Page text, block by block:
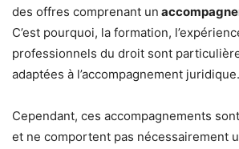
des offres comprenant un
C’est pourquoi, la formation,
professionnels du droit sont
adaptées à l’accompagnement juridique.
Cependant, ces accompagnements
et ne comportent pas nécessairement